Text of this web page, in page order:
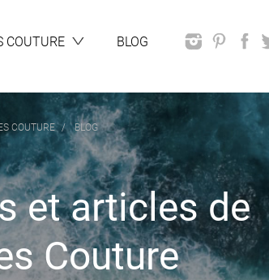
COUTURE BLOG
COUTURE BLOG
et articles de
Couture